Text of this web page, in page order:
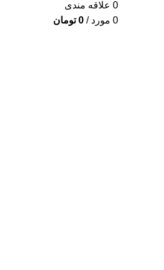
0 علاقه مندی
0 مورد /
0 تومان